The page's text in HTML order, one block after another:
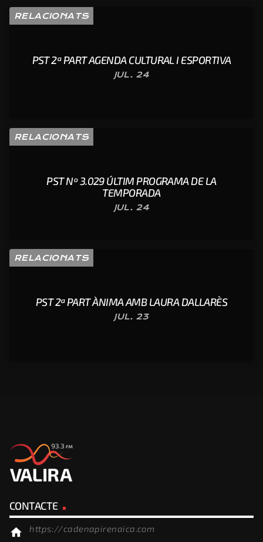
RELACIONATS
PST 2ª PART AGENDA CULTURAL I ESPORTIVA
JUL. 24
RELACIONATS
PST Nº 3.029 ÚLTIM PROGRAMA DE LA
TEMPORADA
JUL. 24
RELACIONATS
PST 2ª PART ÀNIMA AMB LAURA DALLARÈS
JUL. 23
CONTACTE
home https://cadenapirenaica.com